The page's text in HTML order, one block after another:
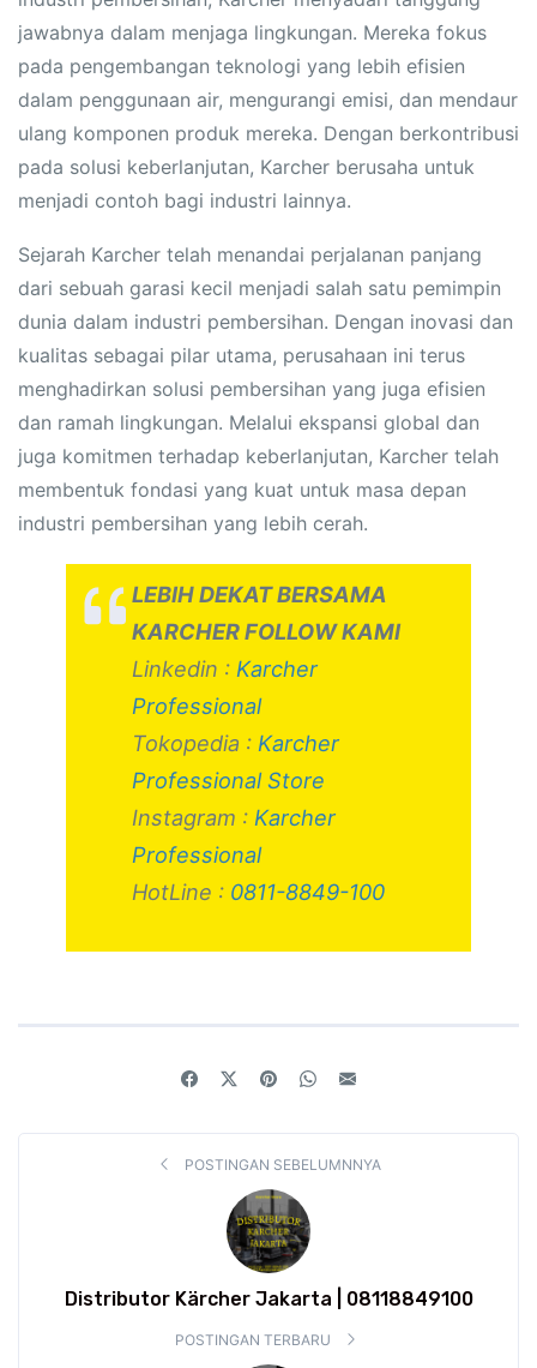
jawabnya dalam menjaga lingkungan. Mereka fokus
pada pengembangan teknologi yang lebih efisien
dalam penggunaan air, mengurangi emisi, dan mendaur
ulang komponen produk mereka. Dengan berkontribusi
pada solusi keberlanjutan, Karcher berusaha untuk
menjadi contoh bagi industri lainnya.
Sejarah Karcher telah menandai perjalanan panjang
dari sebuah garasi kecil menjadi salah satu pemimpin
dunia dalam industri pembersihan. Dengan inovasi dan
kualitas sebagai pilar utama, perusahaan ini terus
menghadirkan solusi pembersihan yang juga efisien
dan ramah lingkungan. Melalui ekspansi global dan
juga komitmen terhadap keberlanjutan, Karcher telah
membentuk fondasi yang kuat untuk masa depan
industri pembersihan yang lebih cerah.
LEBIH DEKAT BERSAMA
KARCHER FOLLOW KAMI
Linkedin : Karcher
Professional
Tokopedia : Karcher
Professional Store
Instagram : Karcher
Professional
HotLine : 0811-8849-100
POSTINGAN SEBELUMNNYA
Distributor Kärcher Jakarta | 08118849100
POSTINGAN TERBARU